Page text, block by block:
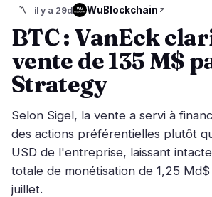
Le pouls
d'aujourd'hui
:
Actualités
19
Histoires en vedette 0 ETF
〽️ il y a 29d WuBlockchain
BTC : VanEck
vente de 135 M$
Strategy
Selon Sigel, la vente a servi à
des actions préférentielles plutôt
USD de l'entreprise, laissant
totale de monétisation de 1,25
juillet.